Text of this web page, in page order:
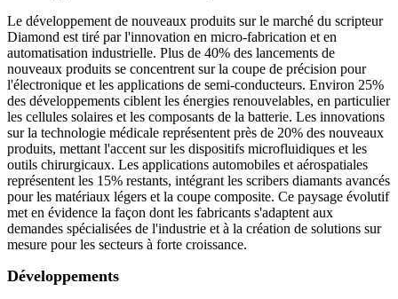
Le développement de nouveaux produits sur le marché du scripteur
Diamond est tiré par l'innovation en micro-fabrication et en
automatisation industrielle. Plus de 40% des lancements de
nouveaux produits se concentrent sur la coupe de précision pour
l'électronique et les applications de semi-conducteurs. Environ 25%
des développements ciblent les énergies renouvelables, en particulier
les cellules solaires et les composants de la batterie. Les innovations
sur la technologie médicale représentent près de 20% des nouveaux
produits, mettant l'accent sur les dispositifs microfluidiques et les
outils chirurgicaux. Les applications automobiles et aérospatiales
représentent les 15% restants, intégrant les scribers diamants avancés
pour les matériaux légers et la coupe composite. Ce paysage évolutif
met en évidence la façon dont les fabricants s'adaptent aux
demandes spécialisées de l'industrie et à la création de solutions sur
mesure pour les secteurs à forte croissance.
Développements